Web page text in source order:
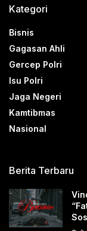
Kategori
Bisnis
Gagasan Ahli
Gercep Polri
Isu Polri
Jaga Negeri
Kamtibmas
Nasional
Berita Terbaru